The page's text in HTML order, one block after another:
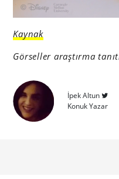
Kaynak
Görseller araştırma
İpek Altun
Konuk Yazar